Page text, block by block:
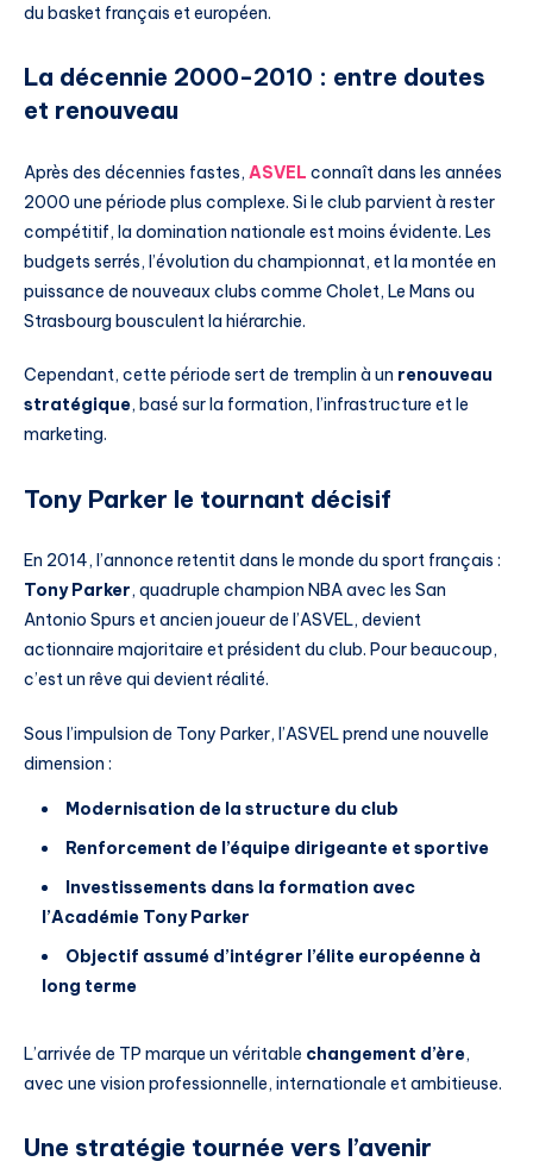
du basket français et européen.
La décennie 2000-2010 : entre doutes
et renouveau
Après des décennies fastes, ASVEL connaît dans les années
2000 une période plus complexe. Si le club parvient à rester
compétitif, la domination nationale est moins évidente. Les
budgets serrés, l’évolution du championnat, et la montée en
puissance de nouveaux clubs comme Cholet, Le Mans ou
Strasbourg bousculent la hiérarchie.
Cependant, cette période sert de tremplin à un renouveau
stratégique, basé sur la formation, l’infrastructure et le
marketing.
Tony Parker le tournant décisif
En 2014, l’annonce retentit dans le monde du sport français :
Tony Parker, quadruple champion NBA avec les San
Antonio Spurs et ancien joueur de l’ASVEL, devient
actionnaire majoritaire et président du club. Pour beaucoup,
c’est un rêve qui devient réalité.
Sous l’impulsion de Tony Parker, l’ASVEL prend une nouvelle
dimension :
Modernisation de la structure du club
Renforcement de l’équipe dirigeante et sportive
Investissements dans la formation avec
l’Académie Tony Parker
Objectif assumé d’intégrer l’élite européenne à
long terme
L’arrivée de TP marque un véritable changement d’ère,
avec une vision professionnelle, internationale et ambitieuse.
Une stratégie tournée vers l’avenir